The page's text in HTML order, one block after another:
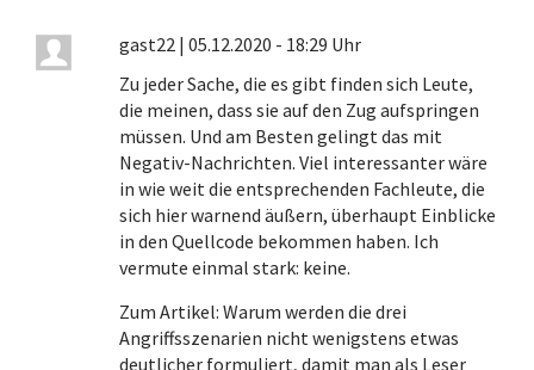
gast22 | 05.12.2020 - 18:29 Uhr
Zu jeder Sache, die es gibt finden sich Leute,
die meinen, dass sie auf den Zug aufspringen
müssen. Und am Besten gelingt das mit
Negativ-Nachrichten. Viel interessanter wäre
in wie weit die entsprechenden Fachleute, die
sich hier warnend äußern, überhaupt Einblicke
in den Quellcode bekommen haben. Ich
vermute einmal stark: keine.
Zum Artikel: Warum werden die drei
Angriffsszenarien nicht wenigstens etwas
deutlicher formuliert, damit man als Leser